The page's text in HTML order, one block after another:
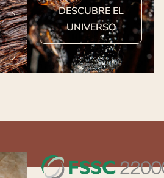
DESCUBRE EL
UNIVERSO